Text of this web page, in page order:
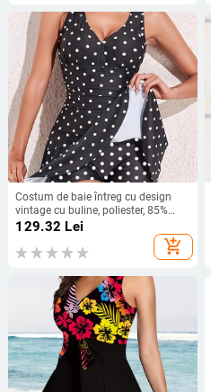
Costum de baie întreg cu design
vintage cu buline, poliester, 85%
poliester
129.32 Lei
add_shopping_cart